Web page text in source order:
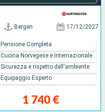
Bergen 17/12/2027
1 740 €
Pensione Completa
Cucina Norvegese e Internazionale
Sicurezza e rispetto dell'ambiente
Equipaggio Esperto